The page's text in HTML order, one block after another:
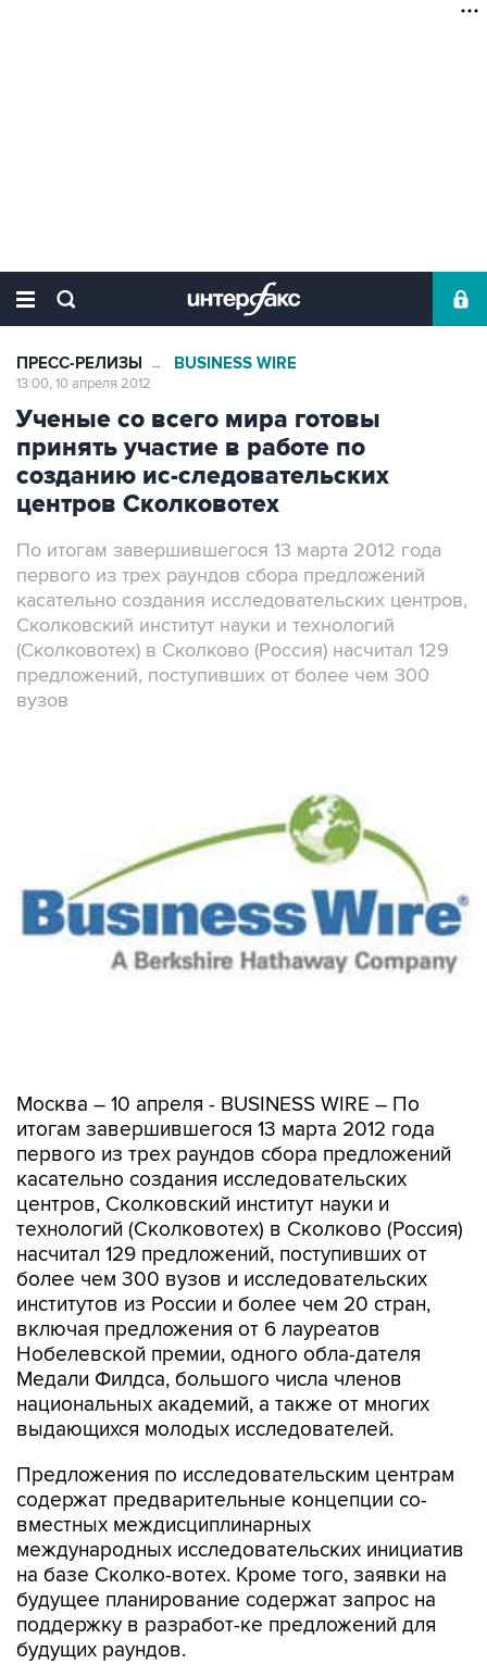
ПРЕСС-РЕЛИЗЫ → BUSINESS WIRE
13:00, 10 апреля 2012
Ученые со всего мира готовы
принять участие в работе по
созданию ис-следовательских
центров Сколковотех
По итогам завершившегося 13 марта 2012 года
первого из трех раундов сбора предложений
касательно создания исследовательских центров,
Сколковский институт науки и технологий
(Сколковотех) в Сколково (Россия) насчитал 129
предложений, поступивших от более чем 300
вузов
Москва – 10 апреля - BUSINESS WIRE – По
итогам завершившегося 13 марта 2012 года
первого из трех раундов сбора предложений
касательно создания исследовательских
центров, Сколковский институт науки и
технологий (Сколковотех) в Сколково (Россия)
насчитал 129 предложений, поступивших от
более чем 300 вузов и исследовательских
институтов из России и более чем 20 стран,
включая предложения от 6 лауреатов
Нобелевской премии, одного обла-дателя
Медали Филдса, большого числа членов
национальных академий, а также от многих
выдающихся молодых исследователей.
Предложения по исследовательским центрам
содержат предварительные концепции со-
вместных междисциплинарных
международных исследовательских инициатив
на базе Сколко-вотех. Кроме того, заявки на
будущее планирование содержат запрос на
поддержку в разработ-ке предложений для
будущих раундов.